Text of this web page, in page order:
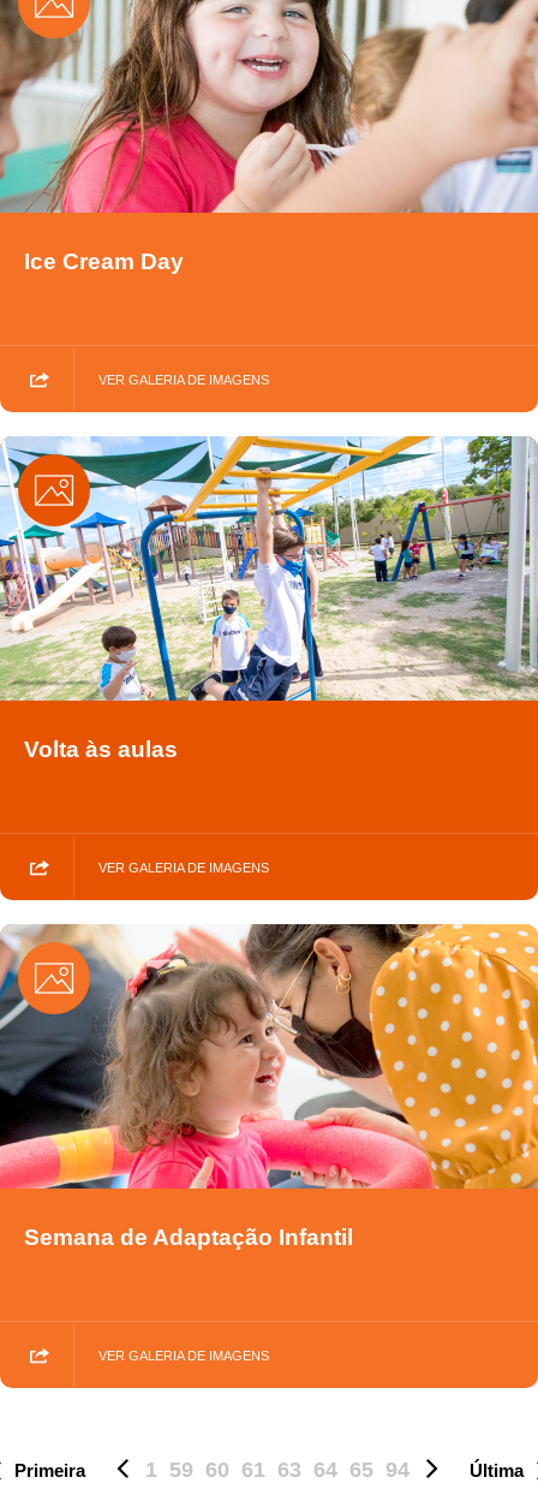
Ice Cream Day
VER GALERIA DE IMAGENS
Volta às aulas
VER GALERIA DE IMAGENS
Semana de Adaptação Infantil
VER GALERIA DE IMAGENS
Primeira 1 59 60 61 63 64 65 94 Última